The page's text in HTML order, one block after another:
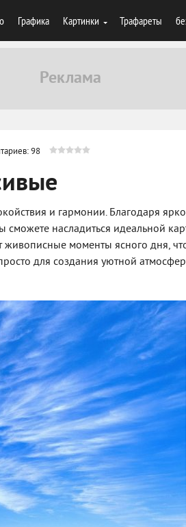
Графика Картинки Трафареты
98
и гармонии. Благодаря
сможете насладиться идеальной
моменты ясного дня,
для создания уютной